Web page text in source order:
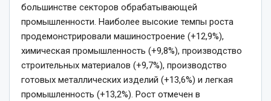
большинстве секторов обрабатывающей
промышленности. Наиболее высокие темпы роста
продемонстрировали машиностроение (+12,9%),
химическая промышленность (+9,8%), производство
строительных материалов (+9,7%), производство
готовых металлических изделий (+13,6%) и легкая
промышленность (+13,2%). Рост отмечен в